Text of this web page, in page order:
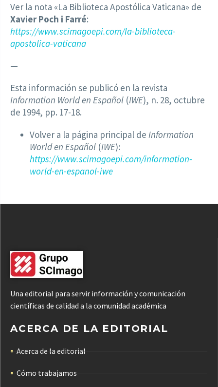
Ver la nota «La Biblioteca Apostólica Vaticana» de
Xavier Poch i Farré:
https://www.scimagoepi.com/la-biblioteca-
apostolica-vaticana
—
Esta información se publicó en la revista
Information World en Español (IWE), n. 28, octubre
de 1994, pp. 17-18.
Volver a la página principal de Information
World en Español (IWE):
https://www.scimagoepi.com/information-
world-en-espanol-iwe
Una editorial para servir información y comunicación
científicas de calidad a la comunidad académica
ACERCA DE LA EDITORIAL
Acerca de la editorial
Cómo trabajamos